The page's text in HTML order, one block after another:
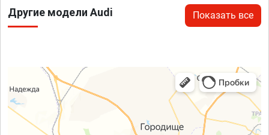
Другие модели Audi Показать все